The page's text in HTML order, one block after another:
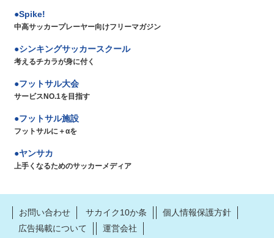
Spike!
中高サッカープレーヤー向けフリーマガジン
シンキングサッカースクール
考えるチカラが身に付く
フットサル大会
サービスNO.1を目指す
フットサル施設
フットサルに＋αを
ヤンサカ
上手くなるためのサッカーメディア
お問い合わせ サカイク10か条
個人情報保護方針
広告掲載について
運営会社